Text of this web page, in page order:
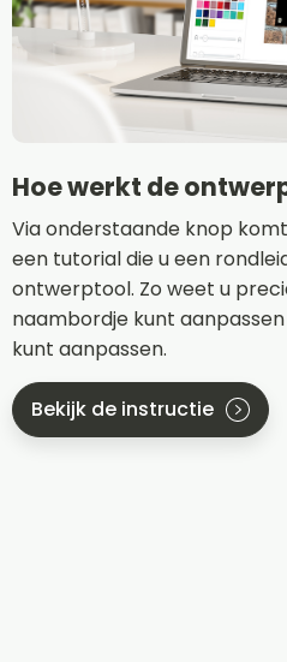
Hoe werkt de
Via onderstaande knop
een tutorial die u een
ontwerptool. Zo weet u
naambordje kunt
kunt aanpassen.
Bekijk de instructie